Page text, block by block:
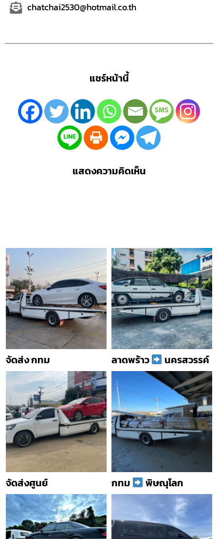
chatchai2530@hotmail.co.th
แชร์หน้านี้
แสดงความคิดเห็น
จัดส่ง กทม ลาดพร้าว นครสวรรค์
จัดส่งศูนย์ กทม พิษณุโลก